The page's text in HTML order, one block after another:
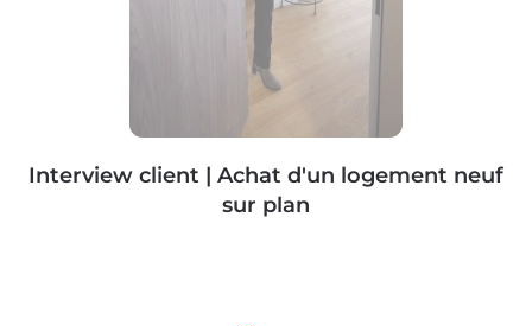
Interview client | Achat d'un logement neuf
sur plan